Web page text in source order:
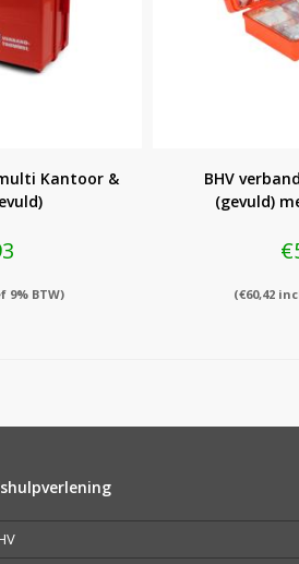
Kantoor &
BTW)
BHV
(gevuld)
€
(€60,42